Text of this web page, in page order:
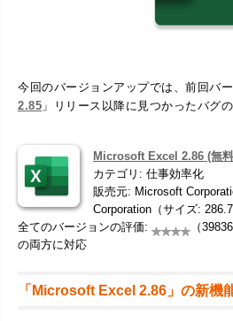
今回のバージョンアップでは、前回バ
2.85 」リリース以降に見つかったバグ
Microsoft Excel 2.86 (無
カテゴリ: 仕事効率化
販売元: Microsoft
Corporation（サイズ:
全てのバージョンの評価:
（
の両方に対応
「Microsoft Excel 2.86」の新機